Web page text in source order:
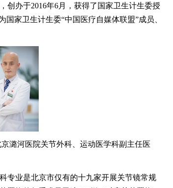
创办于2016年6月，获得了国家卫生计生委授
家卫生计生委“中国医疗自媒体联盟”成员、
河医院关节外科、运动医学科副主任医
业是北京市仅有的十九家开展关节镜常规